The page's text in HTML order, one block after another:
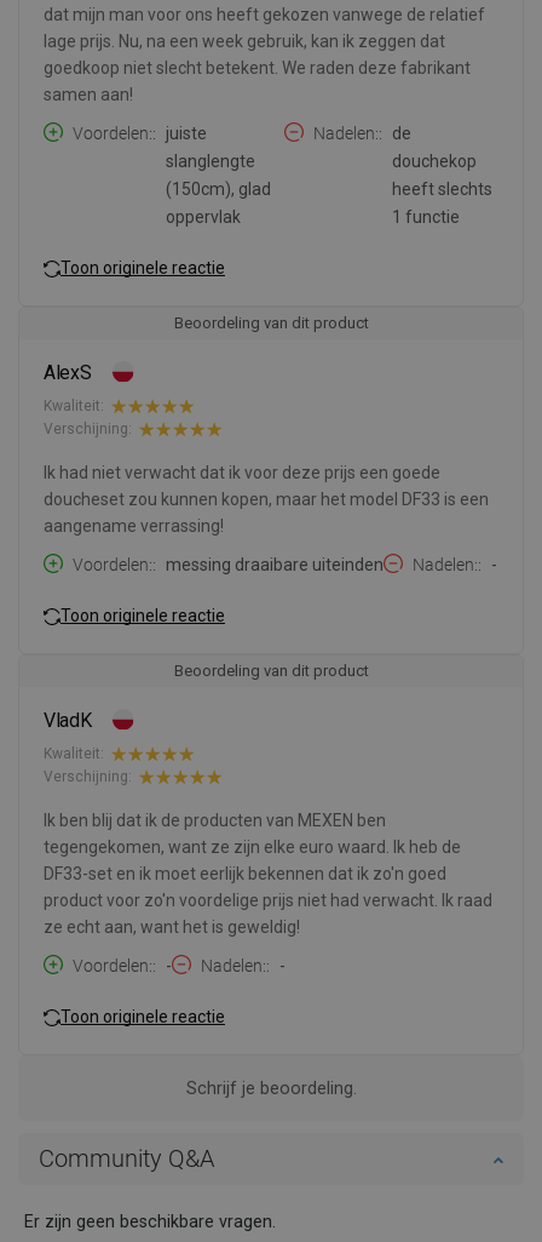
dat mijn man voor ons heeft gekozen vanwege de relatief
lage prijs. Nu, na een week gebruik, kan ik zeggen dat
goedkoop niet slecht betekent. We raden deze fabrikant
samen aan!
Voordelen:
juiste
slanglengte
(150cm), glad
oppervlak
Nadelen:
de
douchekop
heeft slechts
1 functie
Toon originele reactie
Beoordeling van dit product
AlexS
Kwaliteit:
Verschijning:
Ik had niet verwacht dat ik voor deze prijs een goede
doucheset zou kunnen kopen, maar het model DF33 is een
aangename verrassing!
Voordelen:
messing draaibare uiteinden Nadelen: -
Toon originele reactie
Beoordeling van dit product
VladK
Kwaliteit:
Verschijning:
Ik ben blij dat ik de producten van MEXEN ben
tegengekomen, want ze zijn elke euro waard. Ik heb de
DF33-set en ik moet eerlijk bekennen dat ik zo'n goed
product voor zo'n voordelige prijs niet had verwacht. Ik raad
ze echt aan, want het is geweldig!
Voordelen:
- Nadelen: -
Toon originele reactie
Schrijf je beoordeling.
Community Q&A
Er zijn geen beschikbare vragen.